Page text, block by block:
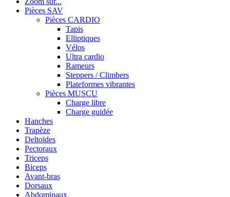
Pièces SAV
Pièces CARDIO
Tapis
Elliptiques
Vélos
Ultra cardio
Rameurs
Steppers / Climbers
Plateformes vibrantes
Pièces MUSCU
Charge libre
Charge guidée
Hanches
Trapèze
Deltoïdes
Pectoraux
Triceps
Biceps
Avant-bras
Dorsaux
Abdominaux